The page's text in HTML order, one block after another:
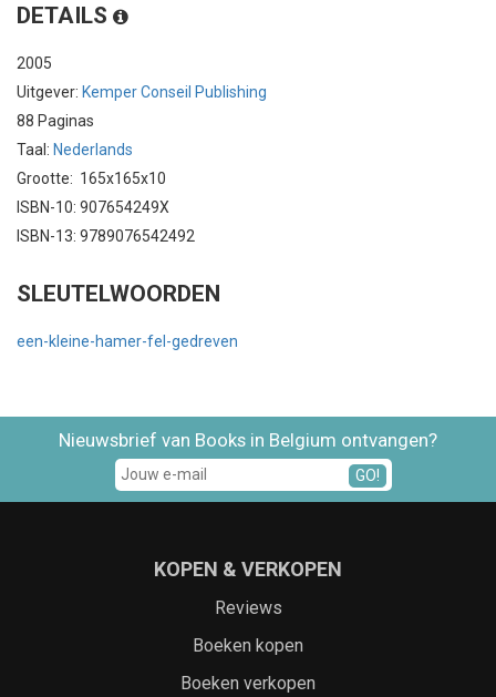
DETAILS
2005
Uitgever: Kemper Conseil Publishing
88 Paginas
Taal: Nederlands
Grootte: 165x165x10
ISBN-10: 907654249X
ISBN-13: 9789076542492
SLEUTELWOORDEN
een-kleine-hamer-fel-gedreven
Nieuwsbrief van Books in Belgium ontvangen?
GO!
KOPEN & VERKOPEN
Reviews
Boeken kopen
Boeken verkopen